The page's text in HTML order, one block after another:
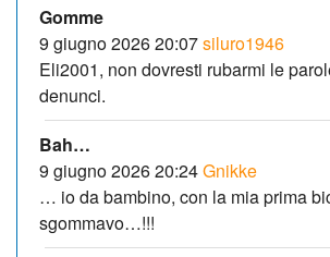
Gomme
9 giugno 2026 20:07siluro1946
Eli2001, non dovresti rubarmi le
denunci.
Bah…
9 giugno 2026 20:24Gnikke
… io da bambino, con la mia prima
sgommavo…!!!